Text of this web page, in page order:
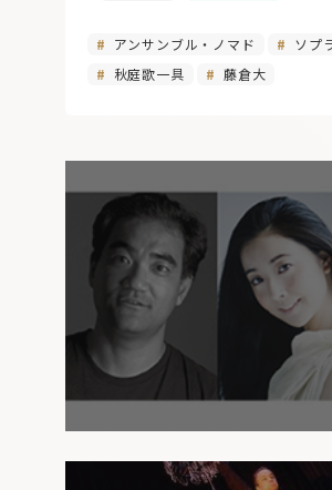
アンサンブル・ノマド ソプ
秋庭歌一具
藤倉大